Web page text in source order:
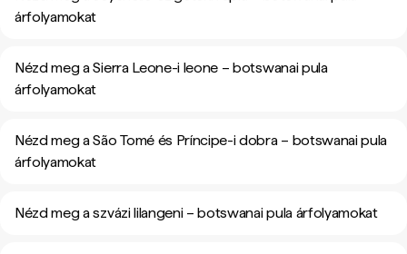
árfolyamokat
Nézd meg a Sierra Leone-i leone – botswanai pula
árfolyamokat
Nézd meg a São Tomé és Príncipe-i dobra – botswanai pula
árfolyamokat
Nézd meg a szvázi lilangeni – botswanai pula árfolyamokat